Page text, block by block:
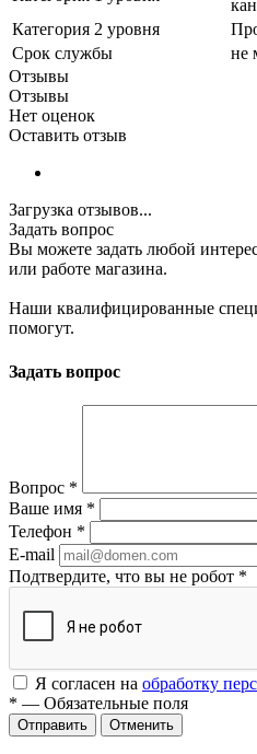
Категория 2 уровня
Срок службы
не
Отзывы
Отзывы
Нет оценок
Оставить отзыв
Загрузка отзывов...
Задать вопрос
Вы можете задать любой
или работе магазина.
Наши квалифицированные
помогут.
Задать вопрос
Вопрос *
Ваше имя *
Телефон *
E-mail
Подтвердите, что вы не робот *
Я согласен на обработку
* — Обязательные поля
Отменить